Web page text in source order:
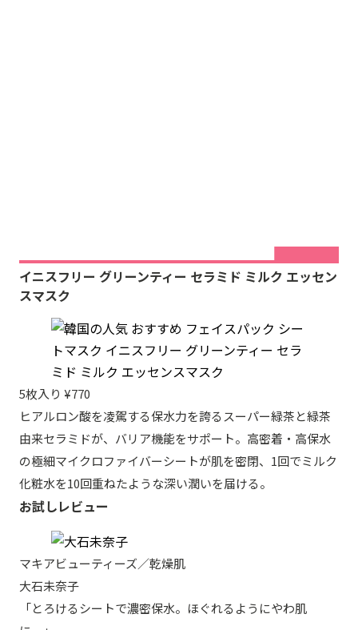
イニスフリー グリーンティー セラミド ミルク エッセン
スマスク
5枚入り ¥770
ヒアルロン酸を凌駕する保水力を誇るスーパー緑茶と緑茶
由来セラミドが、バリア機能をサポート。高密着・高保水
の極細マイクロファイバーシートが肌を密閉、1回でミルク
化粧水を10回重ねたような深い潤いを届ける。
お試しレビュー
マキアビューティーズ／乾燥肌
大石未奈子
「とろけるシートで濃密保水。ほぐれるようにやわ肌